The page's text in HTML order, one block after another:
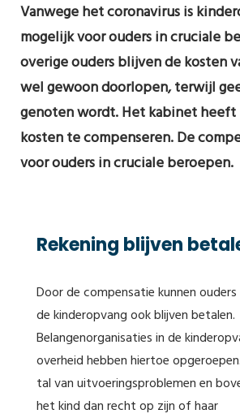
Vanwege het coronavirus is
mogelijk voor ouders in cruciale
overige ouders blijven de kosten
wel gewoon doorlopen, terwijl
genoten wordt. Het kabinet
kosten te compenseren. De
voor ouders in cruciale beroepen.
Rekening blijven
Door de compensatie kunnen
de kinderopvang ook blijven betalen.
Belangenorganisaties in de
overheid hebben hiertoe
tal van uitvoeringsproblemen en
het kind dan recht op zijn of haar